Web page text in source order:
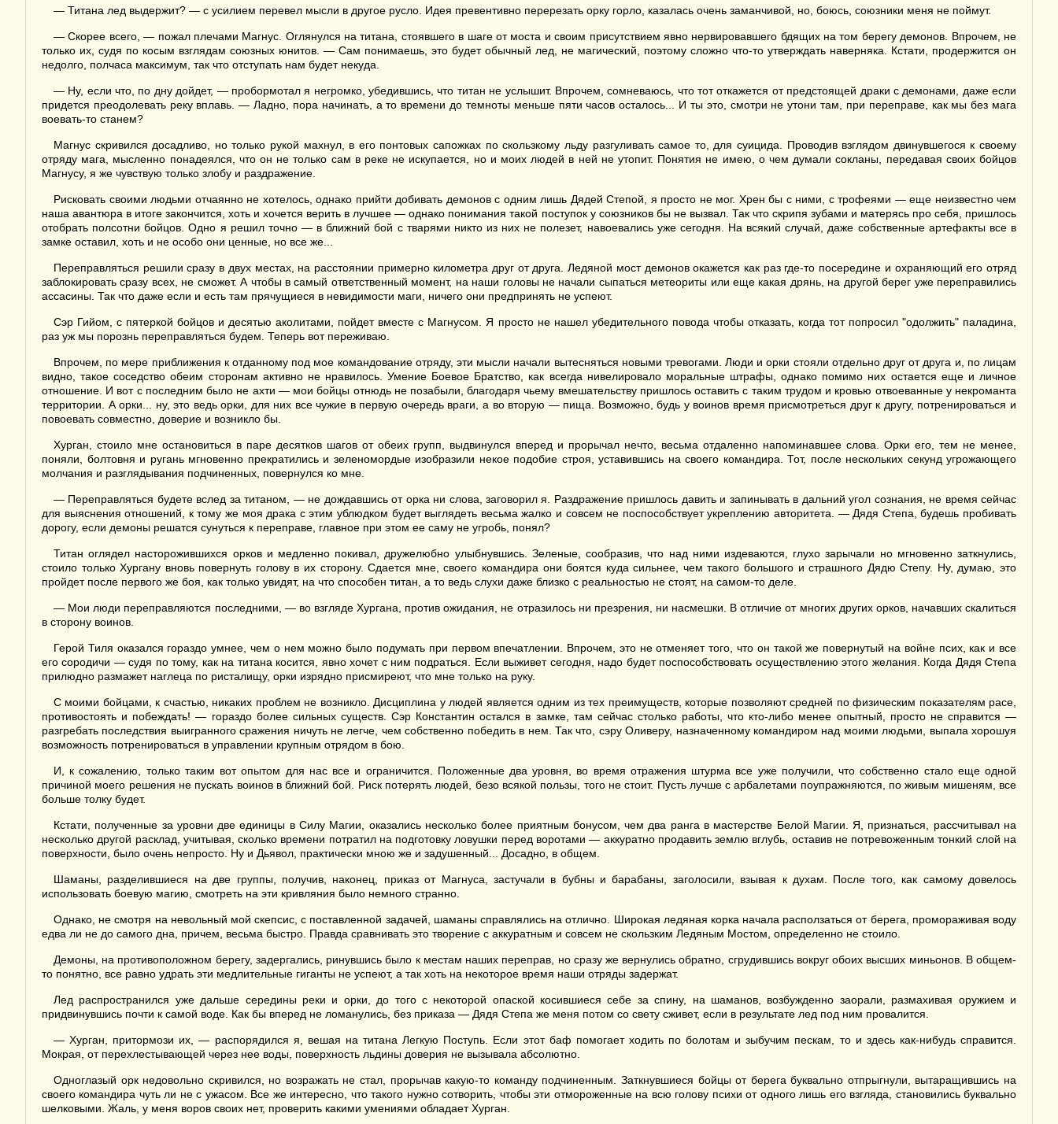
— Титана лед выдержит? — с усилием перевел мысли в другое русло. Идея превентивно перерезать орку горло, казалась очень заманчивой, но, боюсь, союзники меня не поймут.
— Скорее всего, — пожал плечами Магнус. Оглянулся на титана, стоявшего в шаге от моста и своим присутствием явно нервировавшего бдящих на том берегу демонов. Впрочем, не
только их, судя по косым взглядам союзных юнитов. — Сам понимаешь, это будет обычный лед, не магический, поэтому сложно что-то утверждать наверняка. Кстати, продержится он
недолго, полчаса максимум, так что отступать нам будет некуда.
— Ну, если что, по дну дойдет, — пробормотал я негромко, убедившись, что титан не услышит. Впрочем, сомневаюсь, что тот откажется от предстоящей драки с демонами, даже если
придется преодолевать реку вплавь. — Ладно, пора начинать, а то времени до темноты меньше пяти часов осталось... И ты это, смотри не утони там, при переправе, как мы без мага
воевать-то станем?
Магнус скривился досадливо, но только рукой махнул, в его понтовых сапожках по скользкому льду разгуливать самое то, для суицида. Проводив взглядом двинувшегося к своему
отряду мага, мысленно понадеялся, что он не только сам в реке не искупается, но и моих людей в ней не утопит. Понятия не имею, о чем думали сокланы, передавая своих бойцов
Магнусу, я же чувствую только злобу и раздражение.
Рисковать своими людьми отчаянно не хотелось, однако прийти добивать демонов с одним лишь Дядей Степой, я просто не мог. Хрен бы с ними, с трофеями — еще неизвестно чем
наша авантюра в итоге закончится, хоть и хочется верить в лучшее — однако понимания такой поступок у союзников бы не вызвал. Так что скрипя зубами и матерясь про себя, пришлось
отобрать полсотни бойцов. Одно я решил точно — в ближний бой с тварями никто из них не полезет, навоевались уже сегодня. На всякий случай, даже собственные артефакты все в
замке оставил, хоть и не особо они ценные, но все же...
Переправляться решили сразу в двух местах, на расстоянии примерно километра друг от друга. Ледяной мост демонов окажется как раз где-то посередине и охраняющий его отряд
заблокировать сразу всех, не сможет. А чтобы в самый ответственный момент, на наши головы не начали сыпаться метеориты или еще какая дрянь, на другой берег уже переправились
ассасины. Так что даже если и есть там прячущиеся в невидимости маги, ничего они предпринять не успеют.
Сэр Гийом, с пятеркой бойцов и десятью аколитами, пойдет вместе с Магнусом. Я просто не нашел убедительного повода чтобы отказать, когда тот попросил "одолжить" паладина,
раз уж мы порознь переправляться будем. Теперь вот переживаю.
Впрочем, по мере приближения к отданному под мое командование отряду, эти мысли начали вытесняться новыми тревогами. Люди и орки стояли отдельно друг от друга и, по лицам
видно, такое соседство обеим сторонам активно не нравилось. Умение Боевое Братство, как всегда нивелировало моральные штрафы, однако помимо них остается еще и личное
отношение. И вот с последним было не ахти — мои бойцы отнюдь не позабыли, благодаря чьему вмешательству пришлось оставить с таким трудом и кровью отвоеванные у некроманта
территории. А орки... ну, это ведь орки, для них все чужие в первую очередь враги, а во вторую — пища. Возможно, будь у воинов время присмотреться друг к другу, потренироваться и
повоевать совместно, доверие и возникло бы.
Хурган, стоило мне остановиться в паре десятков шагов от обеих групп, выдвинулся вперед и прорычал нечто, весьма отдаленно напоминавшее слова. Орки его, тем не менее,
поняли, болтовня и ругань мгновенно прекратились и зеленомордые изобразили некое подобие строя, уставившись на своего командира. Тот, после нескольких секунд угрожающего
молчания и разглядывания подчиненных, повернулся ко мне.
— Переправляться будете вслед за титаном, — не дождавшись от орка ни слова, заговорил я. Раздражение пришлось давить и запинывать в дальний угол сознания, не время сейчас
для выяснения отношений, к тому же моя драка с этим ублюдком будет выглядеть весьма жалко и совсем не поспособствует укреплению авторитета. — Дядя Степа, будешь пробивать
дорогу, если демоны решатся сунуться к переправе, главное при этом ее саму не угробь, понял?
Титан оглядел насторожившихся орков и медленно покивал, дружелюбно улыбнувшись. Зеленые, сообразив, что над ними издеваются, глухо зарычали но мгновенно заткнулись,
стоило только Хургану вновь повернуть голову в их сторону. Сдается мне, своего командира они боятся куда сильнее, чем такого большого и страшного Дядю Степу. Ну, думаю, это
пройдет после первого же боя, как только увидят, на что способен титан, а то ведь слухи даже близко с реальностью не стоят, на самом-то деле.
— Мои люди переправляются последними, — во взгляде Хургана, против ожидания, не отразилось ни презрения, ни насмешки. В отличие от многих других орков, начавших скалиться
в сторону воинов.
Герой Тиля оказался гораздо умнее, чем о нем можно было подумать при первом впечатлении. Впрочем, это не отменяет того, что он такой же повернутый на войне псих, как и все
его сородичи — судя по тому, как на титана косится, явно хочет с ним подраться. Если выживет сегодня, надо будет поспособствовать осуществлению этого желания. Когда Дядя Степа
прилюдно размажет наглеца по ристалищу, орки изрядно присмиреют, что мне только на руку.
С моими бойцами, к счастью, никаких проблем не возникло. Дисциплина у людей является одним из тех преимуществ, которые позволяют средней по физическим показателям расе,
противостоять и побеждать! — гораздо более сильных существ. Сэр Константин остался в замке, там сейчас столько работы, что кто-либо менее опытный, просто не справится —
разгребать последствия выигранного сражения ничуть не легче, чем собственно победить в нем. Так что, сэру Оливеру, назначенному командиром над моими людьми, выпала хорошуя
возможность потренироваться в управлении крупным отрядом в бою.
И, к сожалению, только таким вот опытом для нас все и ограничится. Положенные два уровня, во время отражения штурма все уже получили, что собственно стало еще одной
причиной моего решения не пускать воинов в ближний бой. Риск потерять людей, безо всякой пользы, того не стоит. Пусть лучше с арбалетами поупражняются, по живым мишеням, все
больше толку будет.
Кстати, полученные за уровни две единицы в Силу Магии, оказались несколько более приятным бонусом, чем два ранга в мастерстве Белой Магии. Я, признаться, рассчитывал на
несколько другой расклад, учитывая, сколько времени потратил на подготовку ловушки перед воротами — аккуратно продавить землю вглубь, оставив не потревоженным тонкий слой на
поверхности, было очень непросто. Ну и Дьявол, практически мною же и задушенный... Досадно, в общем.
Шаманы, разделившиеся на две группы, получив, наконец, приказ от Магнуса, застучали в бубны и барабаны, заголосили, взывая к духам. После того, как самому довелось
использовать боевую магию, смотреть на эти кривляния было немного странно.
Однако, не смотря на невольный мой скепсис, с поставленной задачей, шаманы справлялись на отлично. Широкая ледяная корка начала расползаться от берега, промораживая воду
едва ли не до самого дна, причем, весьма быстро. Правда сравнивать это творение с аккуратным и совсем не скользким Ледяным Мостом, определенно не стоило.
Демоны, на противоположном берегу, задергались, ринувшись было к местам наших переправ, но сразу же вернулись обратно, сгрудившись вокруг обоих высших миньонов. В общем-
то понятно, все равно удрать эти медлительные гиганты не успеют, а так хоть на некоторое время наши отряды задержат.
Лед распространился уже дальше середины реки и орки, до того с некоторой опаской косившиеся себе за спину, на шаманов, возбужденно заорали, размахивая оружием и
придвинувшись почти к самой воде. Как бы вперед не ломанулись, без приказа — Дядя Степа же меня потом со свету сживет, если в результате лед под ним провалится.
— Хурган, притормози их, — распорядился я, вешая на титана Легкую Поступь. Если этот баф помогает ходить по болотам и зыбучим пескам, то и здесь как-нибудь справится.
Мокрая, от перехлестывающей через нее воды, поверхность льдины доверия не вызывала абсолютно.
Одноглазый орк недовольно скривился, но возражать не стал, прорычав какую-то команду подчиненным. Заткнувшиеся бойцы от берега буквально отпрыгнули, вытаращившись на
своего командира чуть ли не с ужасом. Все же интересно, что такого нужно сотворить, чтобы эти отмороженные на всю голову психи от одного лишь его взгляда, становились буквально
шелковыми. Жаль, у меня воров своих нет, проверить какими умениями обладает Хурган.